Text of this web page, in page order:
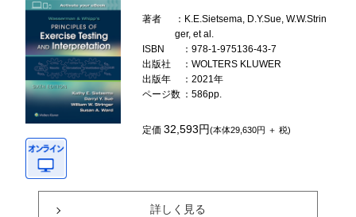
著者
：K.E.Sietsema, D.Y.Sue, W.W.Strin
ger, et al.
ISBN
：978-1-975136-43-7
出版社
：WOLTERS KLUWER
出版年
：2021年
ページ数 ：586pp.
定価32,593円(本体29,630円 ＋ 税)
詳しく見る